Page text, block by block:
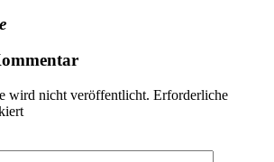
wird nicht veröffentlicht. Erforderliche